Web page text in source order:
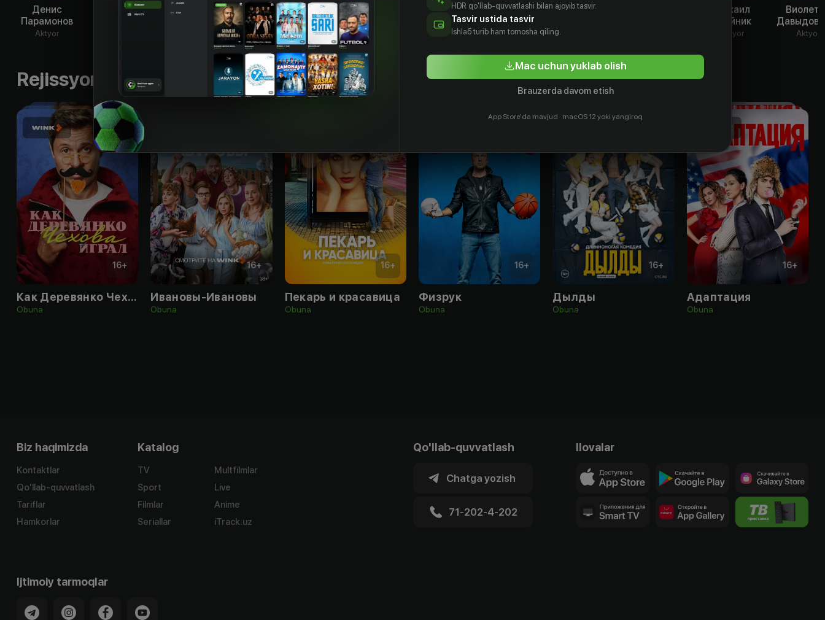
Денис
Парамонов
Aktyor
Алексей
Коренева
Вероника
Вернадская
Aktyor
Сергей
Калашников
Aktyor
Шифрин
Алексей
Золотовицкий
Aktyor
Полина
Михаил
Тройник
Aktyor Aktyor
Rejissyorning boshqa ishlari
16+
Как Деревянко Чехова играл
Obuna
16+
Ивановы-Ивановы
Obuna
16+
Пекарь и красавица
Obuna
16+
Физрук
Obuna
16+
Дылды
Obuna
16+
Адаптация
Obuna
Biz haqimizda
Kontaktlar
Qo'llab-quvvatlash
Tariflar
Hamkorlar
Katalog
TV
Sport
Filmlar
Seriallar
Multfilmlar
Live
Anime
iTrack.uz
Qo'llab-quvvatlash
Chatga yozish
71-202-4-202
Ilovalar
Ijtimoiy tarmoqlar
HDR qo'llab-quvvatlashi bilan ajoyib tasvir.
Tasvir ustida tasvir
Ishlаб turib ham tomosha qiling.
Mac uchun yuklab olish
Brauzerda davom etish
App Store'da mavjud · macOS 12 yoki yangiroq